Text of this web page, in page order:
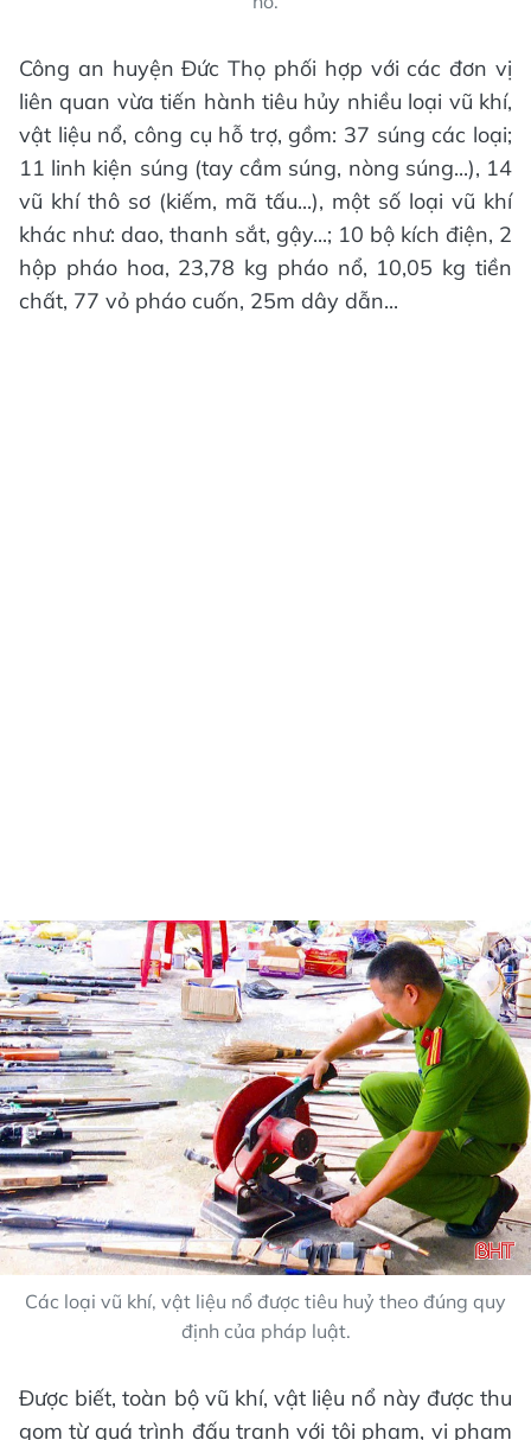
Công an huyện Đức Thọ phối hợp với các đơn vị
liên quan vừa tiến hành tiêu hủy nhiều loại vũ khí,
vật liệu nổ, công cụ hỗ trợ, gồm: 37 súng các loại;
11 linh kiện súng (tay cầm súng, nòng súng...), 14
vũ khí thô sơ (kiếm, mã tấu...), một số loại vũ khí
khác như: dao, thanh sắt, gậy...; 10 bộ kích điện, 2
hộp pháo hoa, 23,78 kg pháo nổ, 10,05 kg tiền
chất, 77 vỏ pháo cuốn, 25m dây dẫn...
Các loại vũ khí, vật liệu nổ được tiêu huỷ theo đúng quy
định của pháp luật.
Được biết, toàn bộ vũ khí, vật liệu nổ này được thu
gom từ quá trình đấu tranh với tội phạm, vi phạm